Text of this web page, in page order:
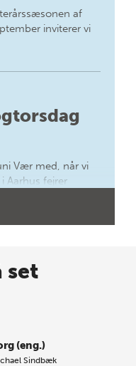
af
inviterer vi
Vær med, når vi
Aarhus fejrer
set
(eng.)
Sindbæk